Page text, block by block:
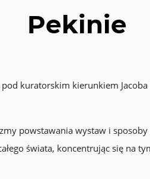
Pekinie
kuratorskim kierunkiem
powstawania wystaw i
świata, koncentrując się na